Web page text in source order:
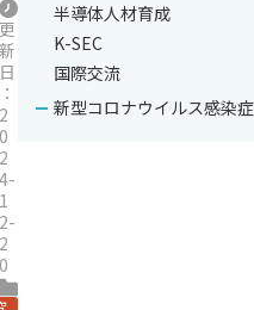
更
新
日
：
2
0
2
4-
1
2-
2
0
半導体人材育成
K-SEC
国際交流
新型コロナウイルス感染